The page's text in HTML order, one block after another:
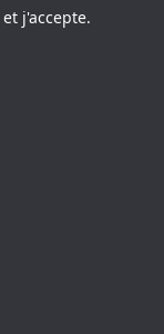
et j'accepte.